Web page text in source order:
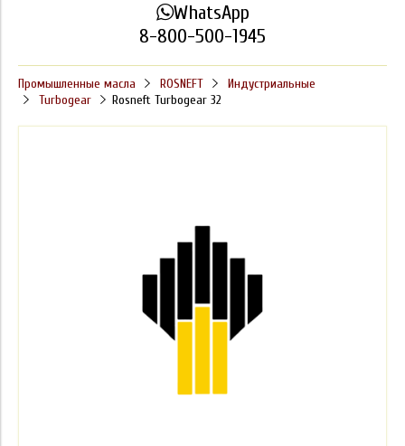
WhatsApp
8-800-500-1945
Промышленные масла ROSNEFT
Индустриальные
Turbogear
Rosneft Turbogear 32